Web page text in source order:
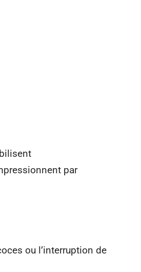
par
ou l’interruption de